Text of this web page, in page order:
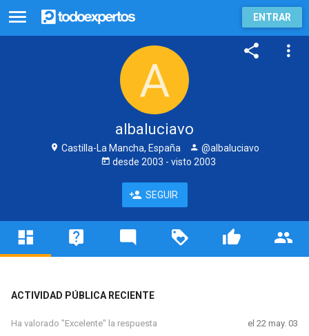
ENTRAR
albaluciavo
Castilla-La Mancha, España
@albaluciavo
desde 2003 - visto 2003
SEGUIR
ACTIVIDAD PÚBLICA RECIENTE
Ha valorado "Excelente" la respuesta el 22 may. 03